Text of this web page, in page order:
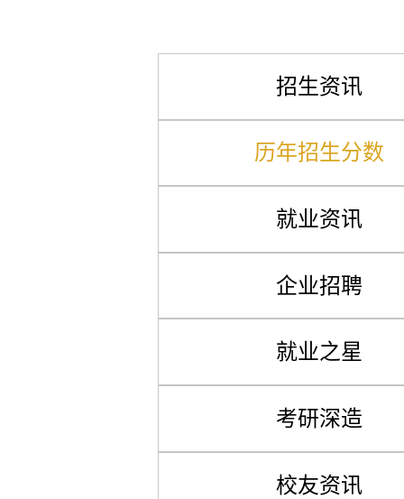
招生资讯
历年招生分数
就业资讯
企业招聘
就业之星
考研深造
校友资讯